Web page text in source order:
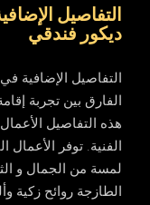
التفاصيل
ديكور فندقي
التفاصيل الإضافية
الفارق بين تجربة
هذه التفاصيل
الفنية. توفر
لمسة من الجمال و
الطازجة روائح زكية